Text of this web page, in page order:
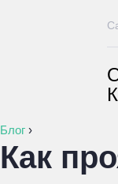
Блог ›
Как